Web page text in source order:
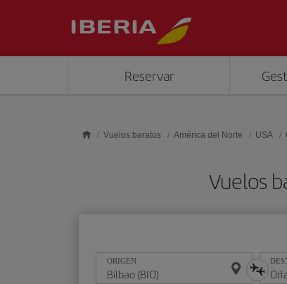
Reservar
Vuelos baratos América del Norte USA
Vuelos
ORIGEN